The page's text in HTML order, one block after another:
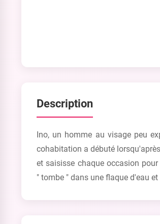
Description
Ino, un homme au visage peu
cohabitation a débuté
et saisisse chaque occasion
" tombe " dans une flaque d'eau